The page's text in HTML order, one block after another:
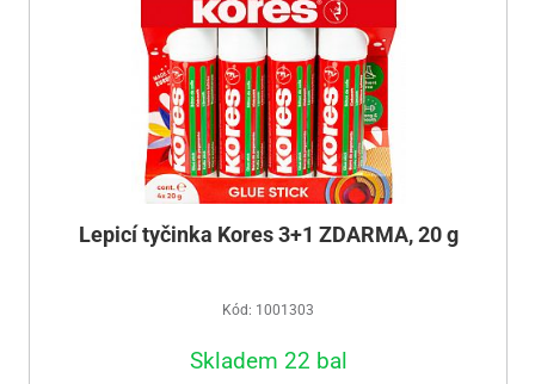
Lepicí tyčinka Kores 3+1 ZDARMA, 20 g
Kód: 1001303
Skladem 22 bal